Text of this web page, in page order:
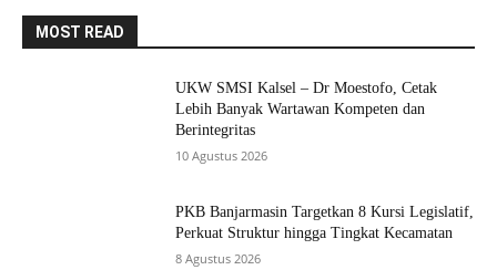
MOST READ
UKW SMSI Kalsel – Dr Moestofo, Cetak
Lebih Banyak Wartawan Kompeten dan
Berintegritas
10 Agustus 2026
PKB Banjarmasin Targetkan 8 Kursi Legislatif,
Perkuat Struktur hingga Tingkat Kecamatan
8 Agustus 2026